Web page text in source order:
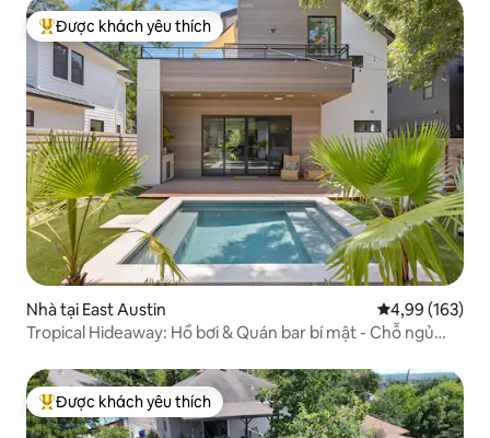
Được khách yêu thích nhất
Được khách yêu thích
Nhà tại East Austin Xếp hạng
4,99 (163)
Tropical Hideaway: Hồ bơi & Quán bar bí mật - Chỗ ngủ
Được khách yêu thích nhất
Được khách yêu thích